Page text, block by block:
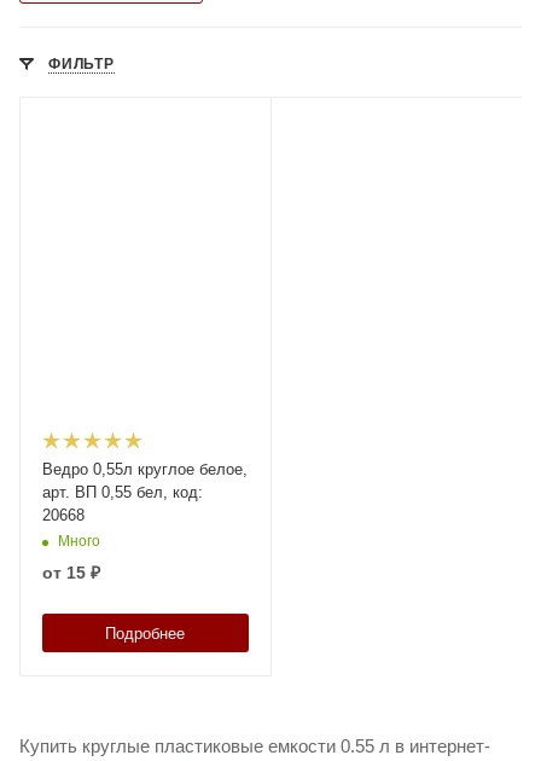
ФИЛЬТР
Ведро 0,55л круглое белое,
арт. ВП 0,55 бел, код:
20668
Много
от 15 ₽
Подробнее
Купить круглые пластиковые емкости 0.55 л в интернет-